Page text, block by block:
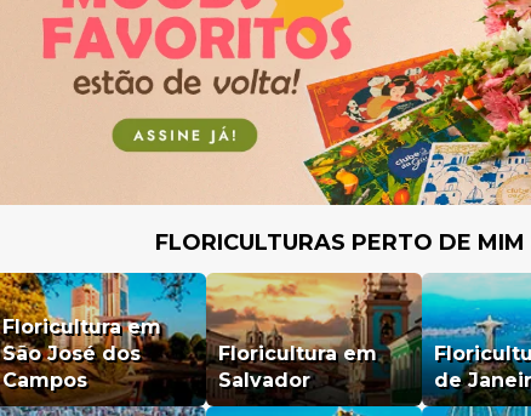
FLORICULTURAS PERTO DE
Floricultura em
São José dos
Campos
Floricultura em
Salvador
de